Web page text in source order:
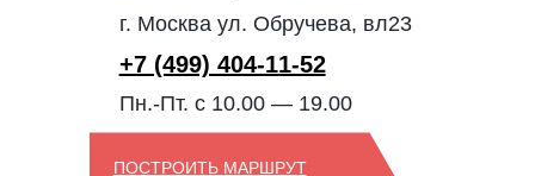
г. Москва ул. Обручева, вл23
+7 (499) 404-11-52
Пн.-Пт. с 10.00 — 19.00
ПОСТРОИТЬ МАРШРУТ